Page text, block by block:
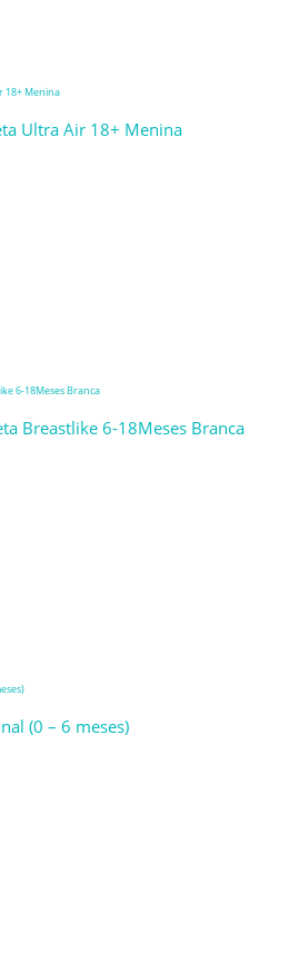
Ultra Air 18+ Menina
Breastlike 6-18Meses Branca
(0 – 6 meses)